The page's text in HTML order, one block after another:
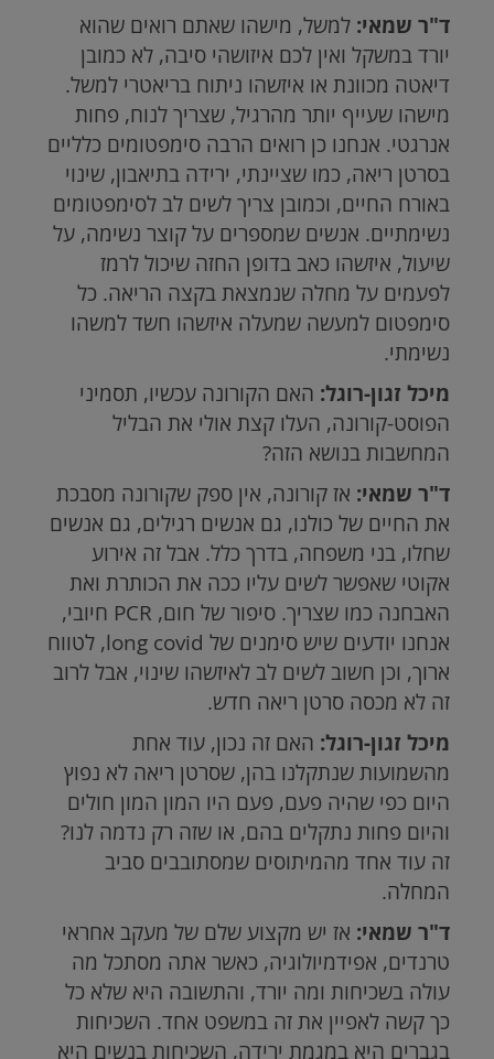
ד"ר שמאי: למשל, מישהו שאתם רואים שהוא
יורד במשקל ואין לכם איזושהי סיבה, לא כמובן
דיאטה מכוונת או איזשהו ניתוח בריאטרי למשל.
מישהו שעייף יותר מהרגיל, שצריך לנוח, פחות
אנרגטי. אנחנו כן רואים הרבה סימפטומים כלליים
בסרטן ריאה, כמו שציינתי, ירידה בתיאבון, שינוי
באורח החיים, וכמובן צריך לשים לב לסימפטומים
נשימתיים. אנשים שמספרים על קוצר נשימה, על
שיעול, איזשהו כאב בדופן החזה שיכול לרמז
לפעמים על מחלה שנמצאת בקצה הריאה. כל
סימפטום למעשה שמעלה איזשהו חשד למשהו
נשימתי.
מיכל זגון-רוגל: האם הקורונה עכשיו, תסמיני
הפוסט-קורונה, העלו קצת אולי את הבליל
המחשבות בנושא הזה?
ד"ר שמאי: אז קורונה, אין ספק שקורונה מסבכת
את החיים של כולנו, גם אנשים רגילים, גם אנשים
שחלו, בני משפחה, בדרך כלל. אבל זה אירוע
אקוטי שאפשר לשים עליו ככה את הכותרת ואת
האבחנה כמו שצריך. סיפור של חום, PCR חיובי,
אנחנו יודעים שיש סימנים של long covid, לטווח
ארוך, וכן חשוב לשים לב לאיזשהו שינוי, אבל לרוב
זה לא מכסה סרטן ריאה חדש.
מיכל זגון-רוגל: האם זה נכון, עוד אחת
מהשמועות שנתקלנו בהן, שסרטן ריאה לא נפוץ
היום כפי שהיה פעם, פעם היו המון המון חולים
והיום פחות נתקלים בהם, או שזה רק נדמה לנו?
זה עוד אחד מהמיתוסים שמסתובבים סביב
המחלה.
ד"ר שמאי: אז יש מקצוע שלם של מעקב אחראי
טרנדים, אפידמיולוגיה, כאשר אתה מסתכל מה
עולה בשכיחות ומה יורד, והתשובה היא שלא כל
כך קשה לאפיין את זה במשפט אחד. השכיחות
בגברים היא במגמת ירידה, השכיחות בנשים היא